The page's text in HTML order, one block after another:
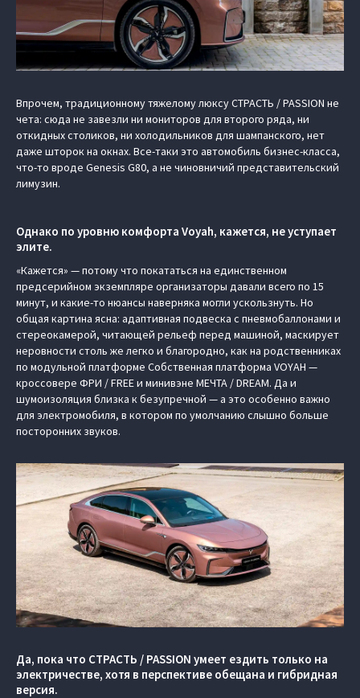
Впрочем, традиционному тяжелому люксу СТРАСТЬ / PASSION не
чета: сюда не завезли ни мониторов для второго ряда, ни
откидных столиков, ни холодильников для шампанского, нет
даже шторок на окнах. Все-таки это автомобиль бизнес-класса,
что-то вроде Genesis G80, а не чиновничий представительский
лимузин.
Однако по уровню комфорта Voyah, кажется, не уступает
элите.
«Кажется» — потому что покататься на единственном
предсерийном экземпляре организаторы давали всего по 15
минут, и какие-то нюансы наверняка могли ускользнуть. Но
общая картина ясна: адаптивная подвеска с пневмобаллонами и
стереокамерой, читающей рельеф перед машиной, маскирует
неровности столь же легко и благородно, как на родственниках
по модульной платформе Cобственная платформа VOYAH —
кроссовере ФРИ / FREE и минивэне МЕЧТА / DREAM. Да и
шумоизоляция близка к безупречной — а это особенно важно
для электромобиля, в котором по умолчанию слышно больше
посторонних звуков.
Да, пока что СТРАСТЬ / PASSION умеет ездить только на
электричестве, хотя в перспективе обещана и гибридная
версия.